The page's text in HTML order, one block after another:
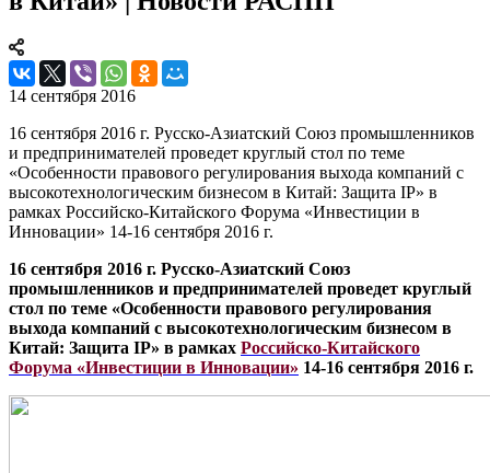
14 сентября 2016
16 сентября 2016 г. Русско-Азиатский Союз промышленников
и предпринимателей проведет круглый стол по теме
«Особенности правового регулирования выхода компаний с
высокотехнологическим бизнесом в Китай: Защита IP» в
рамках Российско-Китайского Форума «Инвестиции в
Инновации» 14-16 сентября 2016 г.
16 сентября 2016 г. Русско-Азиатский Союз
промышленников и предпринимателей проведет круглый
стол по теме «Особенности правового регулирования
выхода компаний с высокотехнологическим бизнесом в
Китай: Защита IP» в рамках Российско-Китайского
Форума «Инвестиции в Инновации» 14-16 сентября 2016 г.